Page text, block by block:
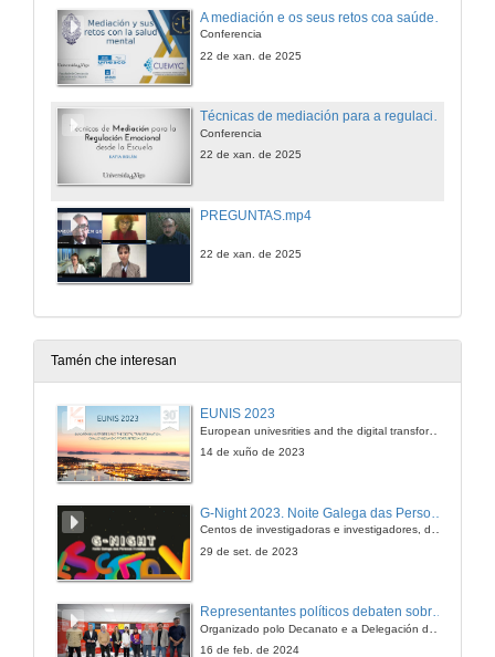
Conferencia
22 de xan. de 2025
Técnicas de mediación para a regulación emocional desde a escola
Conferencia
22 de xan. de 2025
PREGUNTAS.mp4
22 de xan. de 2025
Tamén che interesan
EUNIS 2023
European univesrities and the digital transformation: challenges and opportunities ahead
14 de xuño de 2023
Centos de investigadoras e investigadores, decenas de actividades e sete cidades
29 de set. de 2023
Representantes políticos debaten sobre educación e xuventude no campus de Pontevedra
16 de feb. de 2024